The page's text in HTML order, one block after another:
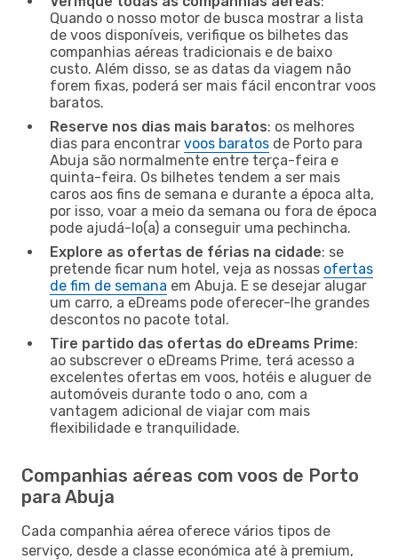
Quando o nosso motor de busca mostrar a lista
de voos disponíveis, verifique os bilhetes das
companhias aéreas tradicionais e de baixo
custo. Além disso, se as datas da viagem não
forem fixas, poderá ser mais fácil encontrar voos
baratos.
Reserve nos dias mais baratos: os melhores
dias para encontrar voos baratos de Porto para
Abuja são normalmente entre terça-feira e
quinta-feira. Os bilhetes tendem a ser mais
caros aos fins de semana e durante a época alta,
por isso, voar a meio da semana ou fora de época
pode ajudá-lo(a) a conseguir uma pechincha.
Explore as ofertas de férias na cidade: se
pretende ficar num hotel, veja as nossas ofertas
de fim de semana em Abuja. E se desejar alugar
um carro, a eDreams pode oferecer-lhe grandes
descontos no pacote total.
Tire partido das ofertas do eDreams Prime:
ao subscrever o eDreams Prime, terá acesso a
excelentes ofertas em voos, hotéis e aluguer de
automóveis durante todo o ano, com a
vantagem adicional de viajar com mais
flexibilidade e tranquilidade.
Companhias aéreas com voos de Porto
para Abuja
Cada companhia aérea oferece vários tipos de
serviço, desde a classe económica até à premium,